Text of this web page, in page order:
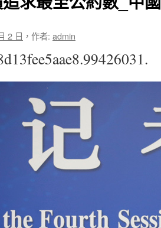
2 日 ， 作者: admin